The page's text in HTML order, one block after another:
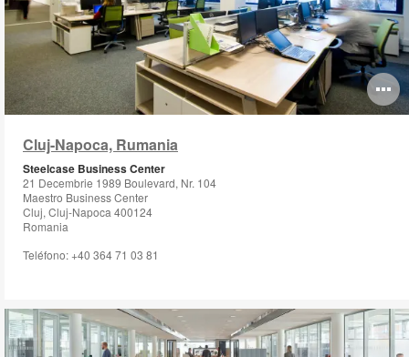
Cluj-Napoca, Rumania
Steelcase Business Center
21 Decembrie 1989 Boulevard, Nr. 104
Maestro Business Center
Cluj, Cluj-Napoca 400124
Romania
Teléfono: +40 364 71 03 81